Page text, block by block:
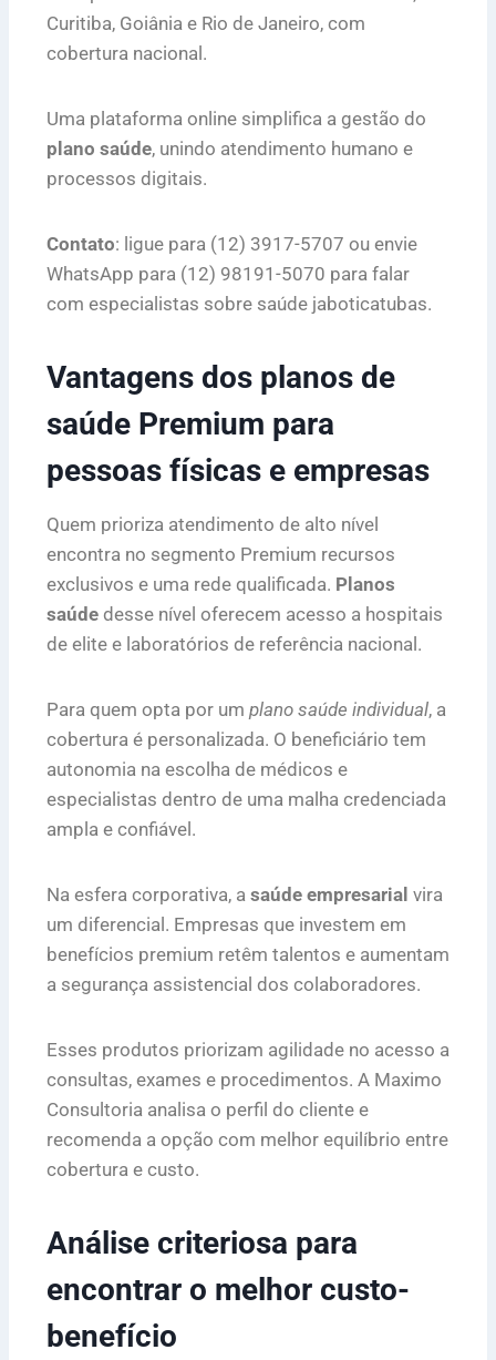
Curitiba, Goiânia e Rio de Janeiro, com
cobertura nacional.
Uma plataforma online simplifica a gestão do
plano saúde, unindo atendimento humano e
processos digitais.
Contato: ligue para (12) 3917-5707 ou envie
WhatsApp para (12) 98191-5070 para falar
com especialistas sobre saúde jaboticatubas.
Vantagens dos planos de
saúde Premium para
pessoas físicas e empresas
Quem prioriza atendimento de alto nível
encontra no segmento Premium recursos
exclusivos e uma rede qualificada. Planos
saúde desse nível oferecem acesso a hospitais
de elite e laboratórios de referência nacional.
Para quem opta por um plano saúde individual, a
cobertura é personalizada. O beneficiário tem
autonomia na escolha de médicos e
especialistas dentro de uma malha credenciada
ampla e confiável.
Na esfera corporativa, a saúde empresarial vira
um diferencial. Empresas que investem em
benefícios premium retêm talentos e aumentam
a segurança assistencial dos colaboradores.
Esses produtos priorizam agilidade no acesso a
consultas, exames e procedimentos. A Maximo
Consultoria analisa o perfil do cliente e
recomenda a opção com melhor equilíbrio entre
cobertura e custo.
Análise criteriosa para
encontrar o melhor custo-
benefício